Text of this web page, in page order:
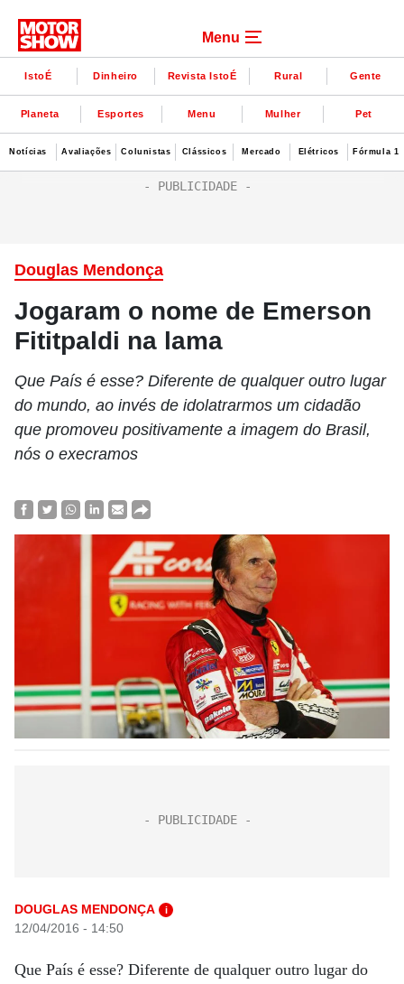
Menu
IstoÉ Dinheiro Revista IstoÉ Rural Gente
Planeta Esportes Menu Mulher Pet
Notícias Avaliações Colunistas Clássicos Mercado Elétricos Fórmula 1
Douglas Mendonça
Jogaram o nome de Emerson
Fititpaldi na lama
Que País é esse? Diferente de qualquer outro lugar
do mundo, ao invés de idolatrarmos um cidadão
que promoveu positivamente a imagem do Brasil,
nós o execramos
DOUGLAS MENDONÇA i
12/04/2016 - 14:50
Que País é esse? Diferente de qualquer outro lugar do